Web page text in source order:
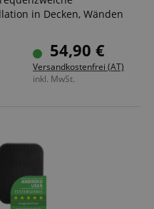
in Decken, Wänden
(RMS/Musikleistung/Peak)
0,75" (19 mm) Titanium-
54,90 €
Versandkostenfrei (AT)
inkl. MwSt.